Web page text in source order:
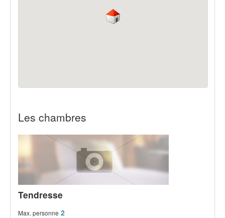
Les chambres
Tendresse
Max. personne 2